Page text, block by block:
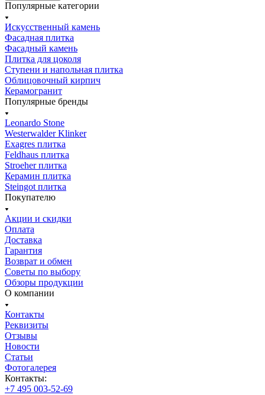
Популярные категории
Искусственный камень
Фасадная плитка
Фасадный камень
Плитка для цоколя
Ступени и напольная плитка
Облицовочный кирпич
Керамогранит
Популярные бренды
Leonardo Stone
Westerwalder Klinker
Exagres плитка
Feldhaus плитка
Stroeher плитка
Керамин плитка
Steingot плитка
Покупателю
Акции и скидки
Оплата
Доставка
Гарантия
Возврат и обмен
Советы по выбору
Обзоры продукции
О компании
Контакты
Реквизиты
Отзывы
Новости
Статьи
Фотогалерея
Контакты:
+7 495 003-52-69